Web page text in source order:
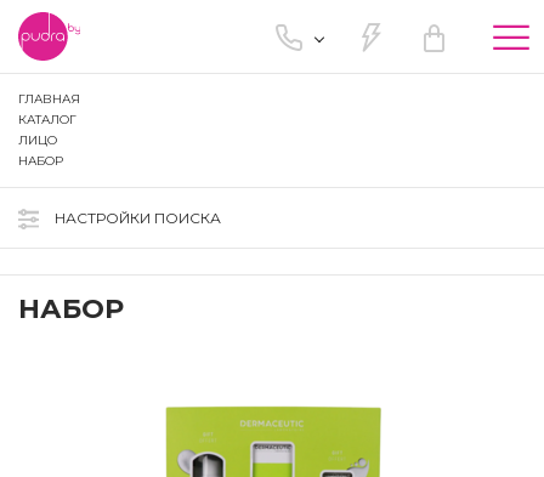
ГЛАВНАЯ
КАТАЛОГ
ЛИЦО
НАБОР
НАСТРОЙКИ ПОИСКА
НАБОР